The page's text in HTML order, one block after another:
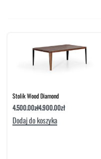
SZAFKI I KOMODY
Stolik Wood Diamond
4.500.00zł4.900.00zł
Dodaj do koszyka